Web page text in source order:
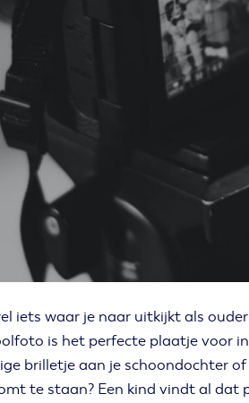
iets waar je naar uitkijkt als
is het perfecte plaatje voor
brilletje aan je schoondochter
te staan? Een kind vindt al